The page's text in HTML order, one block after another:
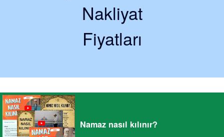
Nakliyat
Fiyatları
Namaz nasıl kılınır?